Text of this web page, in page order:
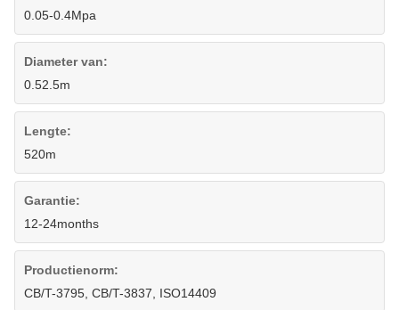
0.05-0.4Mpa
Diameter van:
0.52.5m
Lengte:
520m
Garantie:
12-24months
Productienorm:
CB/T-3795, CB/T-3837, ISO14409